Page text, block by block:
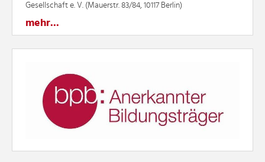
Gesellschaft e. V. (Mauerstr. 83/84, 10117 Berlin)
mehr...